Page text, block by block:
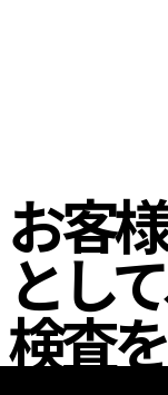
お客
とし
検査